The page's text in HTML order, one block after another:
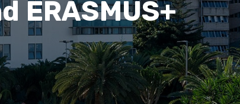
ERASMUS+